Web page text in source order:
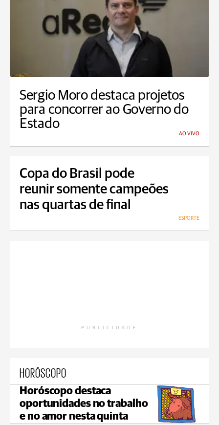
Sergio Moro destaca projetos
para concorrer ao Governo do
Estado
AO VIVO
Copa do Brasil pode
reunir somente campeões
nas quartas de final
ESPORTE
PUBLICIDADE
HORÓSCOPO
Horóscopo destaca
oportunidades no trabalho
e no amor nesta quinta